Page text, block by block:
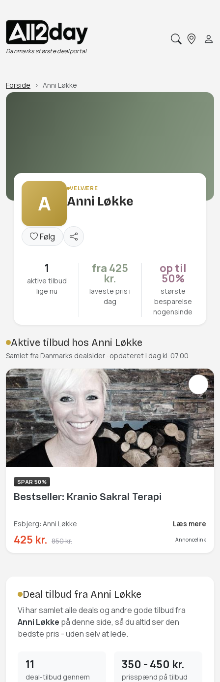
Danmarks største dealportal
Forside Anni Løkke
A
VELVÆRE
Anni Løkke
Følg
1
aktive tilbud
lige nu
fra 425
kr.
laveste pris i
dag
op til
50%
største
besparelse
nogensinde
Aktive tilbud hos Anni Løkke
Samlet fra Danmarks dealsider · opdateret i dag kl. 07.00
SPAR 50%
Bestseller: Kranio Sakral Terapi
Esbjerg: Anni Løkke Læs mere
425 kr. 850 kr. Annoncelink
Deal tilbud fra Anni Løkke
Vi har samlet alle deals og andre gode tilbud fra
Anni Løkke på denne side, så du altid ser den
bedste pris - uden selv at lede.
11
deal-tilbud gennem
350 - 450 kr.
prisspænd på tilbud